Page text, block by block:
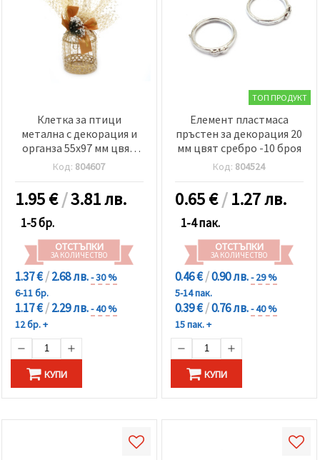
Клетка за птици
метална с декорация и
органза 55x97 мм цвят
злато
Код: 804607
1.95€/3.81 лв.
1-5 бр.
ОТСТЪПКИ
ЗА КОЛИЧЕСТВО
1.37 €/2.68 лв.- 30 %
6-11 бр.
1.17 €/2.29 лв.- 40 %
12 бр. +
КУПИ
ТОП ПРОДУКТ
Елемент пластмаса
пръстен за декорация 20
мм цвят сребро -10 броя
Код: 804524
0.65€/1.27 лв.
1-4 пак.
ОТСТЪПКИ
ЗА КОЛИЧЕСТВО
0.46 €/0.90 лв.- 29 %
5-14 пак.
0.39 €/0.76 лв.- 40 %
15 пак. +
КУПИ